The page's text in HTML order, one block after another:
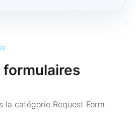
la catégorie Request Form